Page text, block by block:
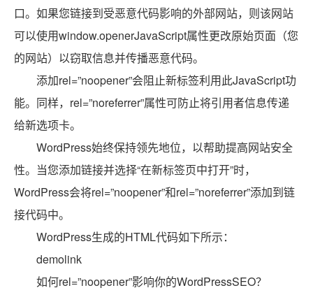
口。如果您链接到受恶意代码影响的外部网站，则该网站
可以使用window.openerJavaScript属性更改原始页面（您
的网站）以窃取信息并传播恶意代码。
添加rel=”noopener”会阻止新标签利用此JavaScript功
能。同样，rel=”noreferrer”属性可防止将引用者信息传递
给新选项卡。
WordPress始终保持领先地位，以帮助提高网站安全
性。当您添加链接并选择“在新标签页中打开”时，
WordPress会将rel=”noopener”和rel=”noreferrer”添加到链
接代码中。
WordPress生成的HTML代码如下所示：
demolink
如何rel=”noopener”影响你的WordPressSEO？